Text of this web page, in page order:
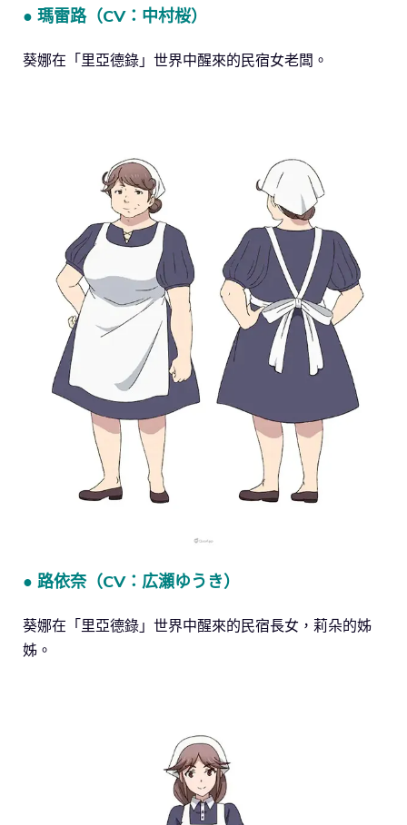
● 瑪雷路（CV：中村桜）
葵娜在「里亞德錄」世界中醒來的民宿女老闆。
● 路依奈（CV：広瀬ゆうき）
葵娜在「里亞德錄」世界中醒來的民宿長女，莉朵的姊
姊。